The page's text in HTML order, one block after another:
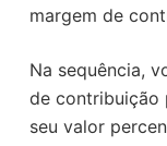
margem de
Na sequência,
de contribuição
seu valor